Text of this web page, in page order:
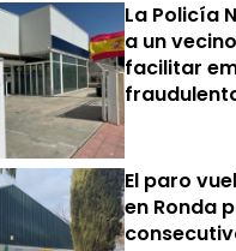
La Policía
a un
facilitar
El paro
en Ronda